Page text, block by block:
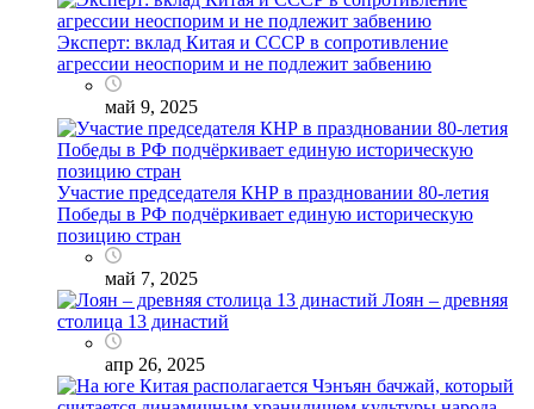
Эксперт: вклад Китая и СССР в сопротивление
агрессии неоспорим и не подлежит забвению
май 9, 2025
Участие председателя КНР в праздновании 80-летия
Победы в РФ подчёркивает единую историческую
позицию стран
май 7, 2025
Лоян – древняя
столица 13 династий
апр 26, 2025